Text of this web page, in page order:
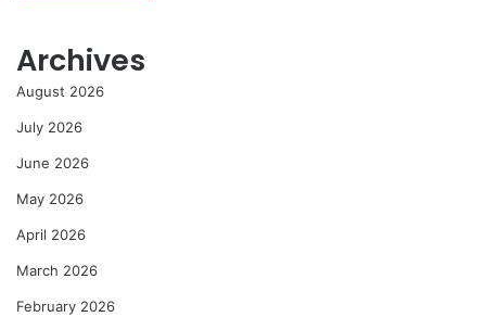
Archives
August 2026
July 2026
June 2026
May 2026
April 2026
March 2026
February 2026